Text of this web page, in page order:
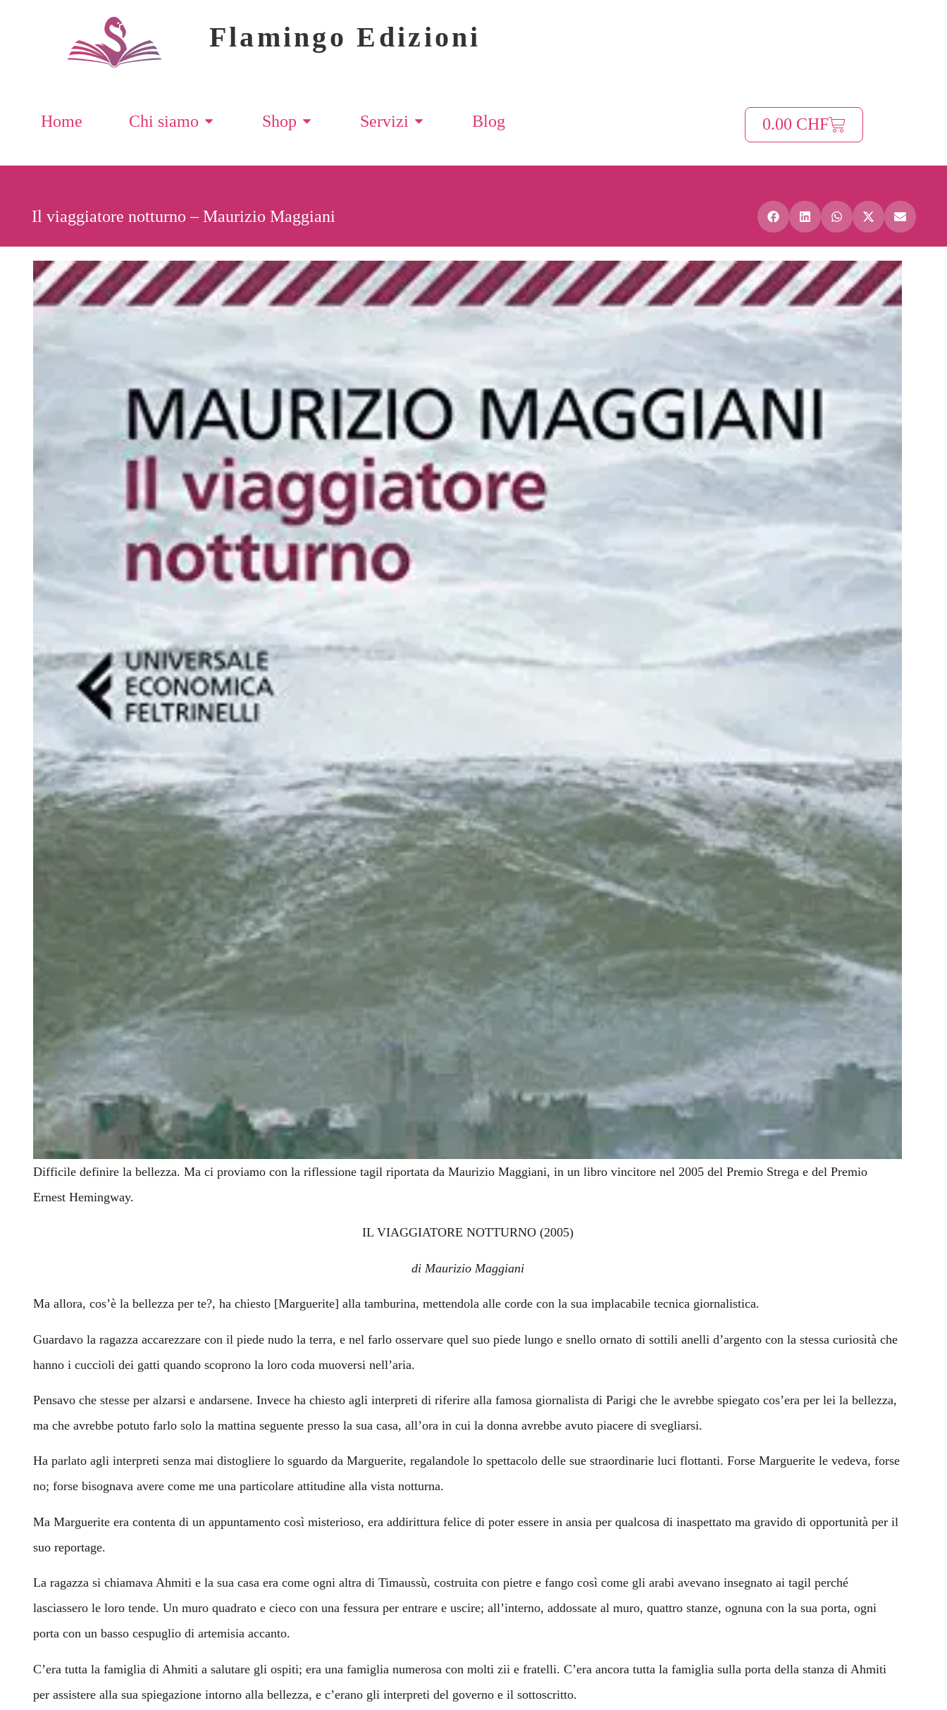
Flamingo Edizioni
Home Chi siamo Shop Servizi Blog 0.00 CHF
Il viaggiatore notturno – Maurizio Maggiani
Difficile definire la bellezza. Ma ci proviamo con la riflessione tagil riportata da Maurizio Maggiani, in un libro vincitore nel 2005 del Premio Strega e del Premio
Ernest Hemingway.
IL VIAGGIATORE NOTTURNO (2005)
di Maurizio Maggiani
Ma allora, cos’è la bellezza per te?, ha chiesto [Marguerite] alla tamburina, mettendola alle corde con la sua implacabile tecnica giornalistica.
Guardavo la ragazza accarezzare con il piede nudo la terra, e nel farlo osservare quel suo piede lungo e snello ornato di sottili anelli d’argento con la stessa curiosità che
hanno i cuccioli dei gatti quando scoprono la loro coda muoversi nell’aria.
Pensavo che stesse per alzarsi e andarsene. Invece ha chiesto agli interpreti di riferire alla famosa giornalista di Parigi che le avrebbe spiegato cos’era per lei la bellezza,
ma che avrebbe potuto farlo solo la mattina seguente presso la sua casa, all’ora in cui la donna avrebbe avuto piacere di svegliarsi.
Ha parlato agli interpreti senza mai distogliere lo sguardo da Marguerite, regalandole lo spettacolo delle sue straordinarie luci flottanti. Forse Marguerite le vedeva, forse
no; forse bisognava avere come me una particolare attitudine alla vista notturna.
Ma Marguerite era contenta di un appuntamento così misterioso, era addirittura felice di poter essere in ansia per qualcosa di inaspettato ma gravido di opportunità per il
suo reportage.
La ragazza si chiamava Ahmiti e la sua casa era come ogni altra di Timaussù, costruita con pietre e fango così come gli arabi avevano insegnato ai tagil perché
lasciassero le loro tende. Un muro quadrato e cieco con una fessura per entrare e uscire; all’interno, addossate al muro, quattro stanze, ognuna con la sua porta, ogni
porta con un basso cespuglio di artemisia accanto.
C’era tutta la famiglia di Ahmiti a salutare gli ospiti; era una famiglia numerosa con molti zii e fratelli. C’era ancora tutta la famiglia sulla porta della stanza di Ahmiti
per assistere alla sua spiegazione intorno alla bellezza, e c’erano gli interpreti del governo e il sottoscritto.